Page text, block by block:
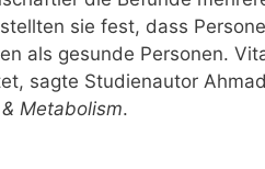
sie fest, dass
als gesunde Personen.
sagte Studienautor
Metabolism.